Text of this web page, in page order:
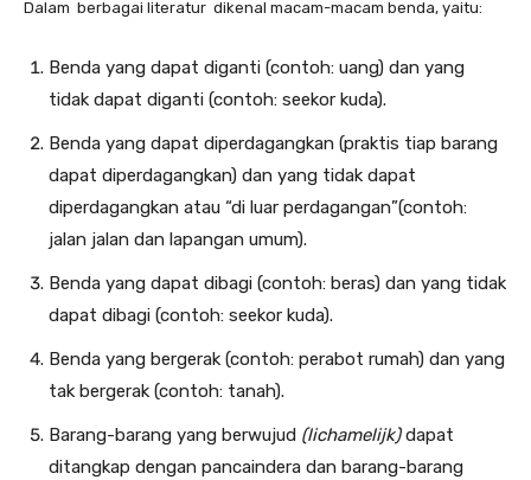
Dalam berbagai literatur dikenal macam-macam benda, yaitu:
Benda yang dapat diganti (contoh: uang) dan yang
tidak dapat diganti (contoh: seekor kuda).
Benda yang dapat diperdagangkan (praktis tiap barang
dapat diperdagangkan) dan yang tidak dapat
diperdagangkan atau “di luar perdagangan”(contoh:
jalan jalan dan lapangan umum).
Benda yang dapat dibagi (contoh: beras) dan yang tidak
dapat dibagi (contoh: seekor kuda).
Benda yang bergerak (contoh: perabot rumah) dan yang
tak bergerak (contoh: tanah).
Barang-barang yang berwujud (lichamelijk)dapat
ditangkap dengan pancaindera dan barang-barang